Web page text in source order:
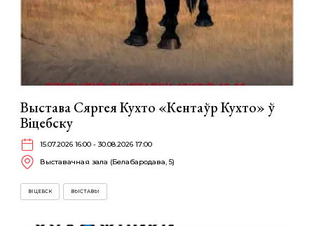
Выстава Сяргея Кухто «Кентаўр Кухто» ў
Віцебску
15.07.2026 16:00 - 30.08.2026 17:00
Выставачная зала (Белабародава, 5)
ВІЦЕБСК ВЫСТАВЫ